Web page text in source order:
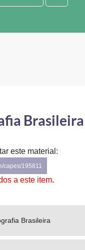
Brasileira
este material:
capes/195811
a este item.
Brasileira